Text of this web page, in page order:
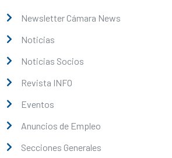
Newsletter Cámara News
Noticias
Noticias Socios
Revista INFO
Eventos
Anuncios de Empleo
Secciones Generales